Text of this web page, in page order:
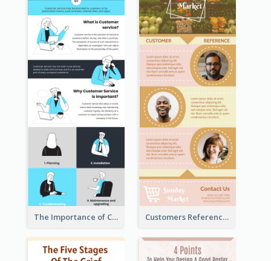
The Importance of Customer Service Infographic Customers Reference Infographic